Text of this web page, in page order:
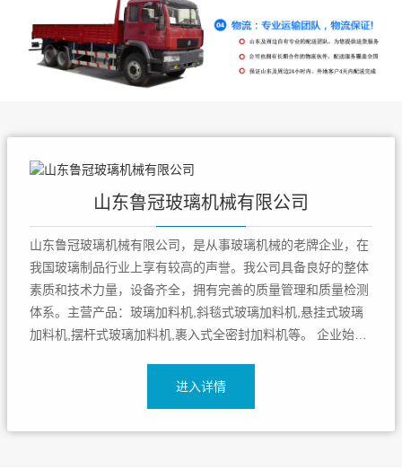
山东鲁冠玻璃机械有限公司
山东鲁冠玻璃机械有限公司，是从事玻璃机械的老牌企业，在
我国玻璃制品行业上享有较高的声誉。我公司具备良好的整体
素质和技术力量，设备齐全，拥有完善的质量管理和质量检测
体系。主营产品：玻璃加料机,斜毯式玻璃加料机,悬挂式玻璃
加料机,摆杆式玻璃加料机,裹入式全密封加料机等。 企业始终
发力度，玻璃机械产品的开发生产，为适应玻璃制品行业发展
进入详情